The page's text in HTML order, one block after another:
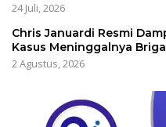
24 Juli, 2026
Chris Januardi Resmi
Kasus Meninggalnya
2 Agustus, 2026